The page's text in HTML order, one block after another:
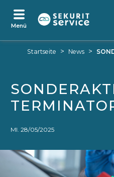
Zum
Zum
Navigationsmenü
Menü
Startseite > News >
MI. 28/05/2025